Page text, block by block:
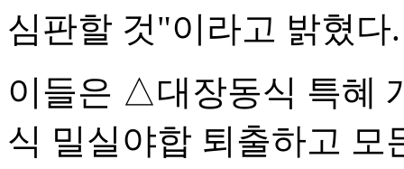
심판할 것"이라고 밝혔다.
이들은 △대장동식 특혜
식 밀실야합 퇴출하고